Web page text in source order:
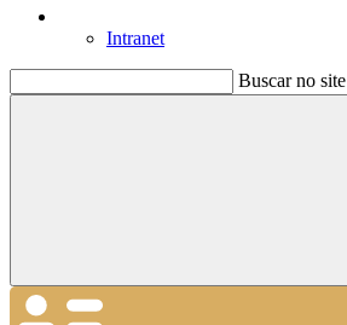
Intranet
Buscar no site
Buscar